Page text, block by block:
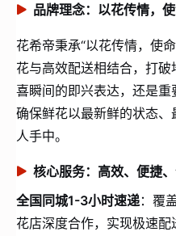
品牌理念：以花传情，
花希帝秉承“以花传情，使
花与高效配送相结合，打
喜瞬间的即兴表达，还是
确保鲜花以最新鲜的状态
人手中。
核心服务：高效、便捷
全国同城1-3小时速递：覆
花店深度合作，实现极速